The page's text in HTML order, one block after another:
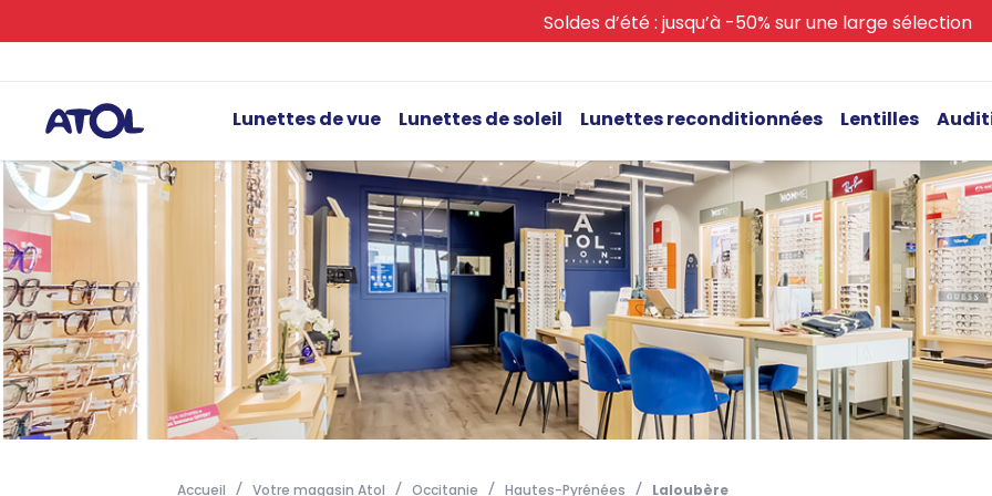
Soldes d’été : jusqu’à -50% sur une large sélection
Lunettes de vue Lunettes de soleil Lunettes reconditionnées Lentilles
Accueil Votre magasin Atol Occitanie Hautes-Pyrénées Laloubère